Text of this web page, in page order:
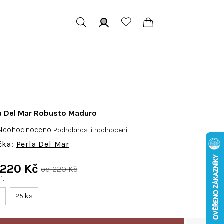
Perla Del Mar
Del Mar Robusto Maduro
Podrobnosti hodnocení
25 ks
od 220 Kč
220 Kč